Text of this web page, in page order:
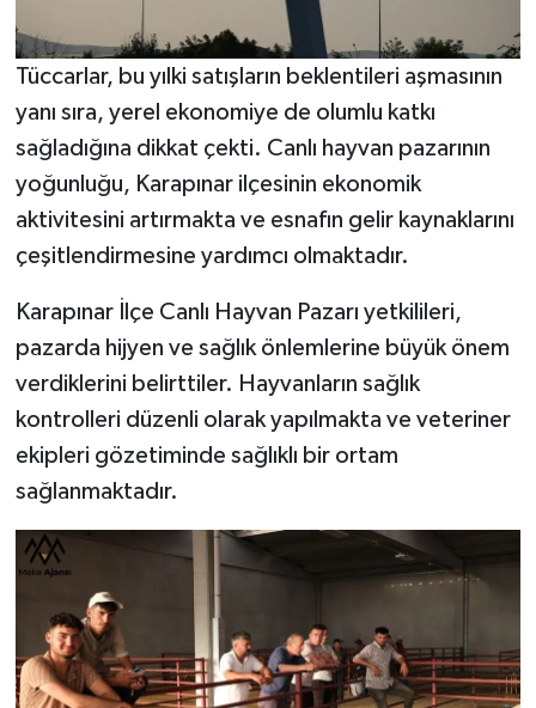
Tüccarlar, bu yılki satışların beklentileri aşmasının
yanı sıra, yerel ekonomiye de olumlu katkı
sağladığına dikkat çekti. Canlı hayvan pazarının
yoğunluğu, Karapınar ilçesinin ekonomik
aktivitesini artırmakta ve esnafın gelir kaynaklarını
çeşitlendirmesine yardımcı olmaktadır.
Karapınar İlçe Canlı Hayvan Pazarı yetkilileri,
pazarda hijyen ve sağlık önlemlerine büyük önem
verdiklerini belirttiler. Hayvanların sağlık
kontrolleri düzenli olarak yapılmakta ve veteriner
ekipleri gözetiminde sağlıklı bir ortam
sağlanmaktadır.